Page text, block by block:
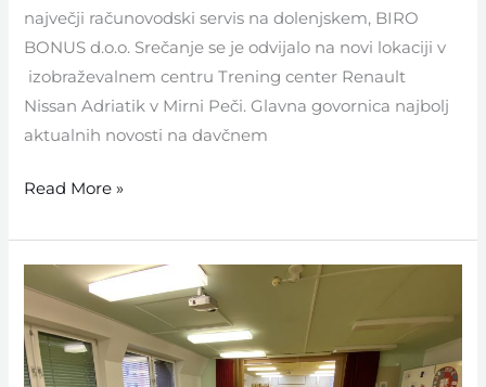
največji računovodski servis na dolenjskem, BIRO
BONUS d.o.o. Srečanje se je odvijalo na novi lokaciji v
izobraževalnem centru Trening center Renault
Nissan Adriatik v Mirni Peči. Glavna govornica najbolj
aktualnih novosti na davčnem
Read More »
Karierni
sejem